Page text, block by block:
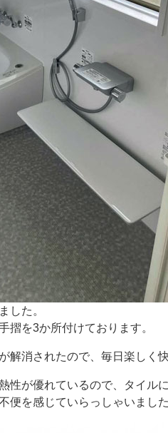
した。
摺を3か所付けております。
解消されたので、毎日楽しく
性が優れているので、タイル
便を感じていらっしゃいまし